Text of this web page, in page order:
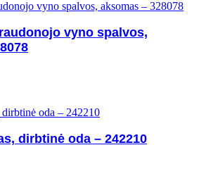
vyno spalvos,
dirbtinė oda – 242210